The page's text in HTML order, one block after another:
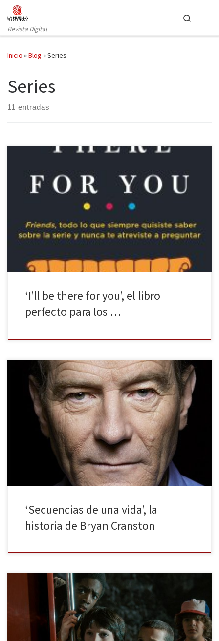
Saltar al contenido
Revista Digital
Search
Inicio »Blog »Series
Series
11 entradas
No cabe duda que en los últimos años las series de televisión se
fuentes de entretenimiento, teniendo una amplia cantidad de
ellas de géneros y estilos para todo tipo de público. Son muchas,
muchísimas, las series destacadas a día […]
‘I’ll be there for you’, el libro
perfecto para los …
Hace muchos años (debía de tener unos 14 años) descubrí por
casualidad en la televisión una divertida comedia sobre una
familia bastante peculiar. Su protagonista era un chico
superdotado llamado Malcolm que no paraba de meterse en líos
junto a sus hermanos, para disgusto de sus padres, especialmente
‘Secuencias de una vida’, la
historia de Bryan Cranston
El verano ya nos va dejando y las nuevas temporadas de nuestras
series favoritas están a la vuelta de la esquina, al igual que las
nuevas series por venir, dejando atrás aquellas que nos han ido